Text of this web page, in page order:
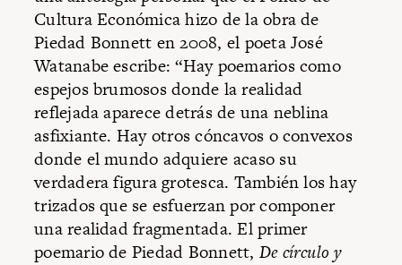
Cultura Económica hizo de la obra de
Piedad Bonnett en 2008, el poeta José
Watanabe escribe: “Hay poemarios como
espejos brumosos donde la realidad
reflejada aparece detrás de una neblina
asfixiante. Hay otros cóncavos o convexos
donde el mundo adquiere acaso su
verdadera figura grotesca. También los hay
trizados que se esfuerzan por componer
una realidad fragmentada. El primer
poemario de Piedad Bonnett, De círculo y